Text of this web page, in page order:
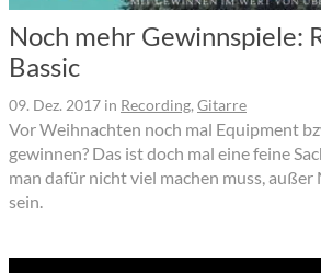
Noch mehr Gewinnspiele:
Bassic
09. Dez. 2017 in Recording, Gitarre
Vor Weihnachten noch mal Equipment
gewinnen? Das ist doch mal eine feine
man dafür nicht viel machen muss,
sein.